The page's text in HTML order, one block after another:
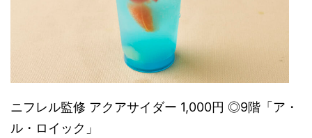
ニフレル監修 アクアサイダー 1,000円 ◎9階「ア・
ル・ロイック」